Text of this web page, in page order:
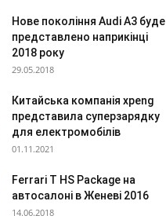
Нове покоління Audi A3 буде
представлено наприкінці
2018 року
29.05.2018
Китайська компанія xpeng
представила суперзарядку
для електромобілів
01.11.2021
Ferrari T HS Package на
автосалоні в Женеві 2016
14.06.2018